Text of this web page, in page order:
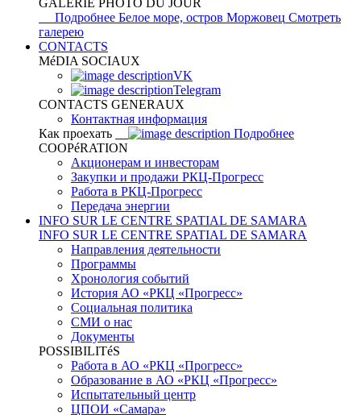
GALERIE PHOTO DU JOUR
Подробнее Белое море, остров Моржовец Смотреть
галерею
CONTACTS
MéDIA SOCIAUX
VK
Telegram
CONTACTS GENERAUX
Контактная информация
Как проехать
Подробнее
COOPéRATION
Акционерам и инвесторам
Закупки и продажи РКЦ-Прогресс
Работа в РКЦ-Прогресс
Передача энергии
INFO SUR LE CENTRE SPATIAL DE SAMARA
INFO SUR LE CENTRE SPATIAL DE SAMARA
Направления деятельности
Программы
Хронология событий
История АО «РКЦ «Прогресс»
Социальная политика
СМИ о нас
Документы
POSSIBILITéS
Работа в АО «РКЦ «Прогресс»
Образование в АО «РКЦ «Прогресс»
Испытательный центр
ЦПОИ «Самара»